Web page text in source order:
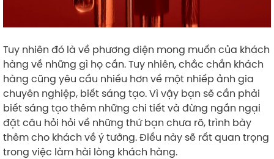
Tuy nhiên đó là về phương diện mong muốn của khách
hàng về những gì họ cần. Tuy nhiên, chắc chắn khách
hàng cũng yêu cầu nhiều hơn về một nhiếp ảnh gia
chuyên nghiệp, biết sáng tạo. Vì vậy bạn sẽ cần phải
biết sáng tạo thêm những chi tiết và đừng ngần ngại
đặt câu hỏi hỏi về những thứ bạn chưa rõ, trình bày
thêm cho khách về ý tưởng. Điều này sẽ rất quan trọng
trong việc làm hài lòng khách hàng.